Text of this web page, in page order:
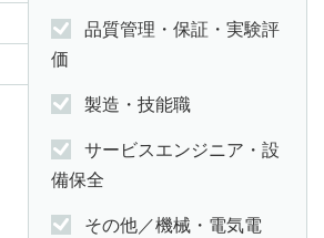
品質管理・保証・実験評
価
製造・技能職
サービスエンジニア・設
備保全
その他／機械・電気電